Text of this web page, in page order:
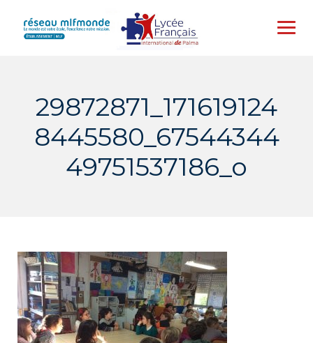
content
29872871_171619124
8445580_67544344
49751537186_o